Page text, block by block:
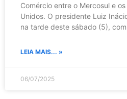
Comércio entre o Mercosul e
Unidos. O presidente Luiz
na tarde deste sábado (5), com
LEIA MAIS... »
06/07/2025